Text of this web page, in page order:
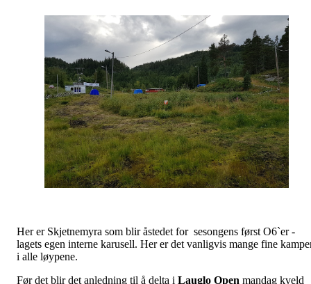
Her er Skjetnemyra som blir åstedet for sesongens først O6`er -
lagets egen interne karusell. Her er det vanligvis mange fine
i alle løypene.
Før det blir det anledning til å delta i Lauglo Open mandag kveld